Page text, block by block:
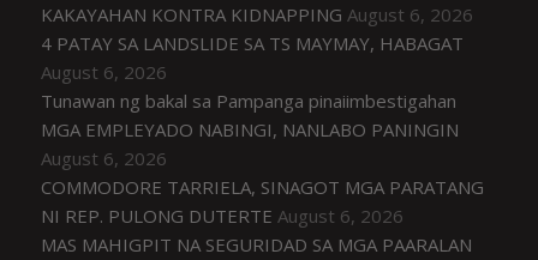
KAKAYAHAN KONTRA KIDNAPPING August 6, 2026
4 PATAY SA LANDSLIDE SA TS MAYMAY, HABAGAT
August 6, 2026
Tunawan ng bakal sa Pampanga pinaiimbestigahan
MGA EMPLEYADO NABINGI, NANLABO PANINGIN
August 6, 2026
COMMODORE TARRIELA, SINAGOT MGA PARATANG
NI REP. PULONG DUTERTE August 6, 2026
MAS MAHIGPIT NA SEGURIDAD SA MGA PAARALAN